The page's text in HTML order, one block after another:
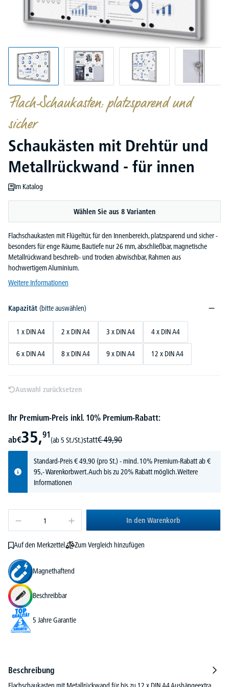
Flach-Schaukasten: platzsparend und
sicher
Schaukästen mit Drehtür und
Metallrückwand - für innen
Im Katalog
Wählen Sie aus 8 Varianten
Flachschaukasten mit Flügeltür, für den Innenbereich, platzsparend und sicher -
besonders für enge Räume, Bautiefe nur 26 mm, abschließbar, magnetische
Metallrückwand beschreib- und trocken abwischbar, Rahmen aus
hochwertigem Aluminium.
Weitere Informationen
Kapazität (bitte auswählen)
1 x DIN A4 2 x DIN A4 3 x DIN A4 4 x DIN A4
6 x DIN A4 8 x DIN A4 9 x DIN A4 12 x DIN A4
Auswahl zurücksetzen
Ihr Premium-Preis inkl. 10% Premium-Rabatt:
ab€35,91
(ab 5 St./St.)statt€ 49,90
Standard-Preis€49,90(pro St.) - mind. 10% Premium-Rabatt ab €
95,- Warenkorbwert. Auch bis zu 20% Rabatt möglich.Weitere
Informationen
In den Warenkorb
Auf den Merkzettel Zum Vergleich hinzufügen
Magnethaftend
Beschreibbar
5 Jahre Garantie
Beschreibung